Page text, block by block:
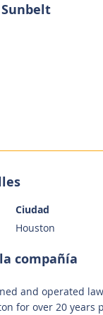
Ciudad
Houston
compañía
and operated
for over 20 years